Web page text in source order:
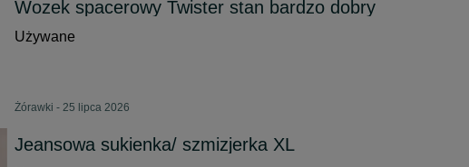
Wozek spacerowy Twister stan bardzo dobry
Używane
Żórawki - 25 lipca 2026
Jeansowa sukienka/ szmizjerka XL